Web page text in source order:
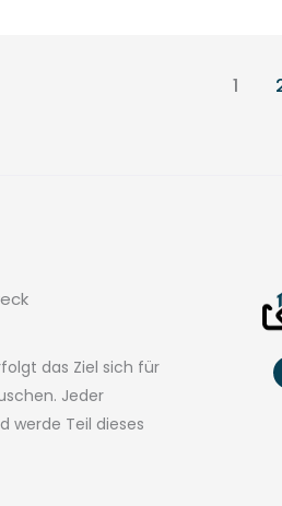
1
das Ziel sich für
Jeder
werde Teil dieses